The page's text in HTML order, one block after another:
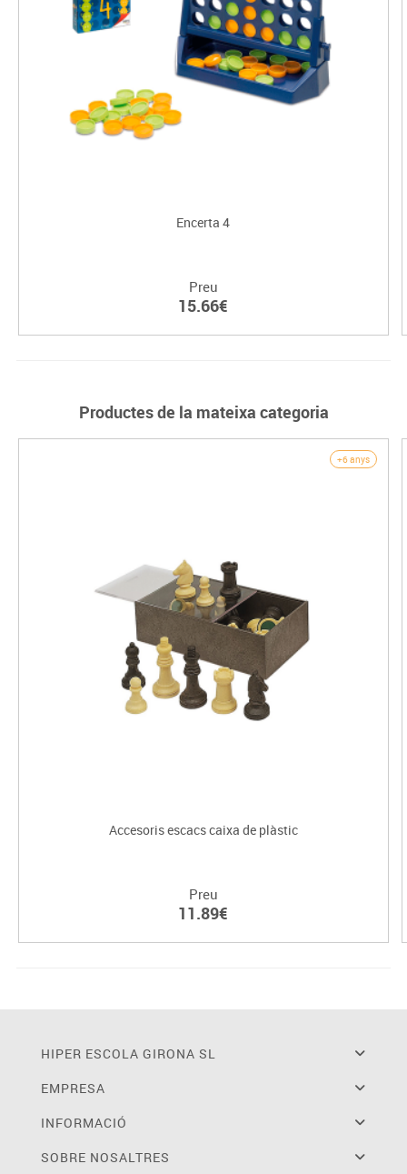
Encerta 4
Preu
15.66€
Productes de la mateixa categoria
+6 anys
Accesoris escacs caixa de plàstic
Preu
11.89€
HIPER ESCOLA GIRONA SL
EMPRESA
INFORMACIÓ
SOBRE NOSALTRES